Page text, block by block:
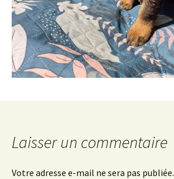
Laisser un commentaire
Votre adresse e-mail ne sera pas publiée.